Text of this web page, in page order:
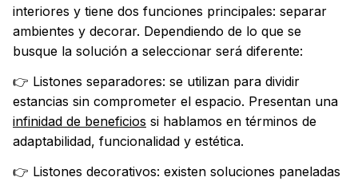
interiores y tiene dos funciones principales: separar
ambientes y decorar. Dependiendo de lo que se
busque la solución a seleccionar será diferente:
👉 Listones separadores: se utilizan para dividir
estancias sin comprometer el espacio. Presentan una
infinidad de beneficios si hablamos en términos de
adaptabilidad, funcionalidad y estética.
👉 Listones decorativos: existen soluciones paneladas